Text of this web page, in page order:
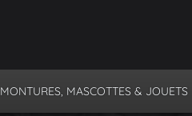
MONTURES, MASCOTTES & JOUETS